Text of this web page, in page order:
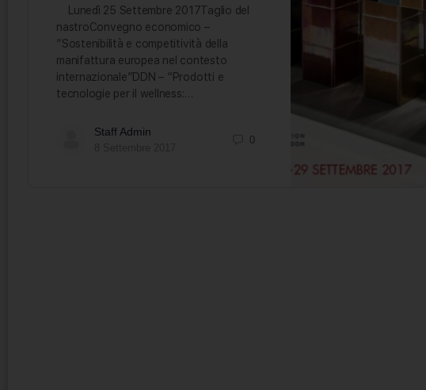
Lunedì 25 Settembre 2017Taglio del
nastroConvegno economico –
“Sostenibilità e competitività della
manifattura europea nel contesto
internazionale”DDN – “Prodotti e
tecnologie per il wellness:…
Staff Admin
0